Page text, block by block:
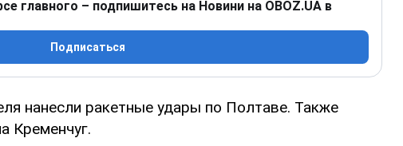
главного – подпишитесь на Новини на OBOZ.UA в
Подписаться
нанесли ракетные удары по Полтаве. Также
Кременчуг.